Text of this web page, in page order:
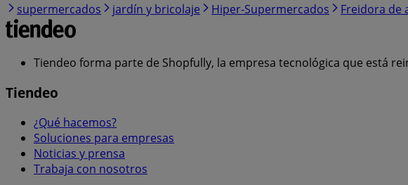
supermercados
jardín y bricolaje Hiper-Supermercados Freidora de
Tiendeo forma parte de Shopfully, la empresa tecnológica que está
Tiendeo
¿Qué hacemos?
Soluciones para empresas
Noticias y prensa
Trabaja con nosotros